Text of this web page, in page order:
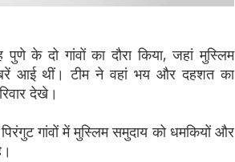
के दो गांवों का दौरा किया, जहां मुस्लिम
आई थीं। टीम ने वहां भय और दहशत का
देखे।
गांवों में मुस्लिम समुदाय को धमकियों और